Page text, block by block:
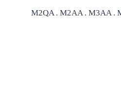
M2QA . M2AA . M3AA .